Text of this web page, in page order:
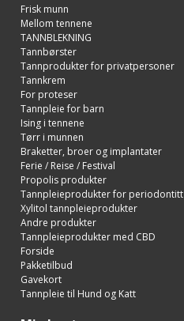
Frisk munn
Mellom tennene
TANNBLEKNING
Tannbørster
Tannprodukter for privatpersoner
Tannkrem
For proteser
Tannpleie for barn
Ising i tennene
Tørr i munnen
Braketter, broer og implantater
Ferie / Reise / Festival
Propolis produkter
Tannpleieprodukter for periodontitt
Xylitol tannpleieprodukter
Andre produkter
Tannpleieprodukter med CBD
Forside
Pakketilbud
Gavekort
Tannpleie til Hund og Katt